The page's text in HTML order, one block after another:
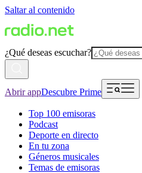
Saltar al contenido
¿Qué deseas escuchar?
Abrir appDescubre Prime
Top 100 emisoras
Podcast
Deporte en directo
En tu zona
Géneros musicales
Temas de emisoras